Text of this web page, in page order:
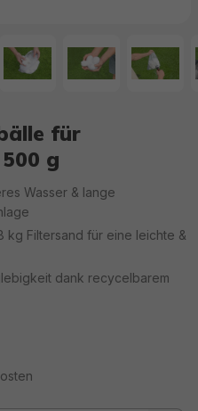
für
g
Wasser & lange
kg Filtersand für eine leichte &
dank recycelbarem